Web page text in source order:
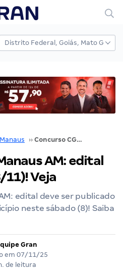
›› Concurso CGM Manaus AM: edital neste sábado (8/11)! Veja
AM: edital
Veja
edital deve ser publicado
neste sábado (8)! Saiba
Gran
em 07/11/25
de leitura